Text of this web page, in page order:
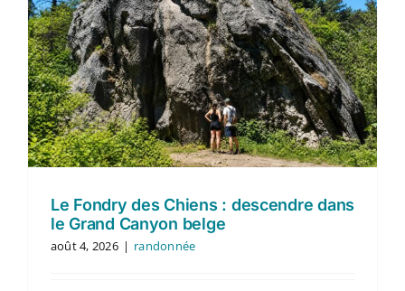
Le Fondry des Chiens : descendre dans
le Grand Canyon belge
août 4, 2026 | randonnée